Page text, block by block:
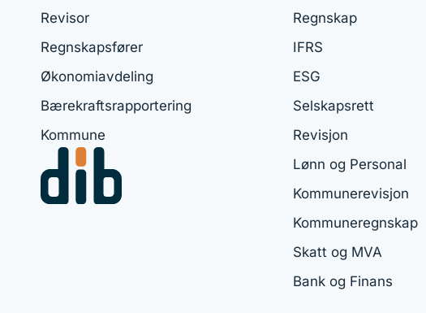
Revisor
Regnskapsfører
Økonomiavdeling
Bærekraftsrapportering
Kommune
Regnskap
IFRS
ESG
Selskapsrett
Revisjon
Lønn og Personal
Kommunerevisjon
Kommuneregnskap
Skatt og MVA
Bank og Finans